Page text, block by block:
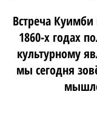
Встреча
1860-х годах
культурному
мы сегодня